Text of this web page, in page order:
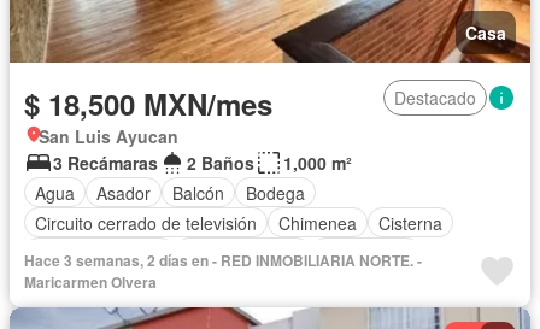
Casa
$ 18,500 MXN/mes
Destacado
San Luis Ayucan
3 Recámaras
2 Baños
1,000 m²
Agua
Asador Balcón
Bodega
Circuito cerrado de televisión
Chimenea
Cisterna
Cocina equipada
Cocina integral
Electricidad
Estacionamiento
Terraza
Vista panorámica
Permite mascotas
Solo familias
Hace 3 semanas, 2 días en - RED INMOBILIARIA NORTE. -
Maricarmen Olvera